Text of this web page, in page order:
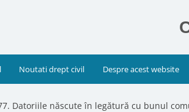
Noutati drept civil Despre acest website
Datoriile născute în legătură cu bunul